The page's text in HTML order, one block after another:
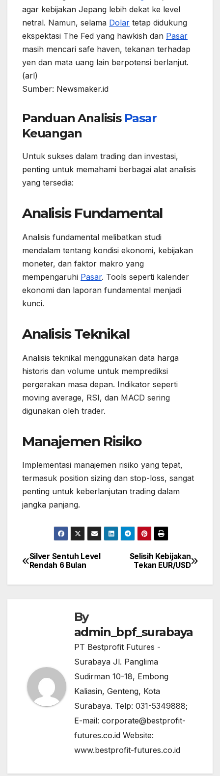
agar kebijakan Jepang lebih dekat ke level
netral. Namun, selama Dolar tetap didukung
ekspektasi The Fed yang hawkish dan Pasar
masih mencari safe haven, tekanan terhadap
yen dan mata uang lain berpotensi berlanjut.
(arl)
Sumber: Newsmaker.id
Panduan Analisis Pasar
Keuangan
Untuk sukses dalam trading dan investasi,
penting untuk memahami berbagai alat analisis
yang tersedia:
Analisis Fundamental
Analisis fundamental melibatkan studi
mendalam tentang kondisi ekonomi, kebijakan
moneter, dan faktor makro yang
mempengaruhi Pasar. Tools seperti kalender
ekonomi dan laporan fundamental menjadi
kunci.
Analisis Teknikal
Analisis teknikal menggunakan data harga
historis dan volume untuk memprediksi
pergerakan masa depan. Indikator seperti
moving average, RSI, dan MACD sering
digunakan oleh trader.
Manajemen Risiko
Implementasi manajemen risiko yang tepat,
termasuk position sizing dan stop-loss, sangat
penting untuk keberlanjutan trading dalam
jangka panjang.
Post
Selisih Kebijakan
Tekan EUR/USD
Silver Sentuh Level
Rendah 6 Bulan
By
admin_bpf_surabaya
PT Bestprofit Futures -
Surabaya Jl. Panglima
Sudirman 10-18, Embong
Kaliasin, Genteng, Kota
Surabaya. Telp: 031-5349888;
E-mail: corporate@bestprofit-
futures.co.id Website:
www.bestprofit-futures.co.id